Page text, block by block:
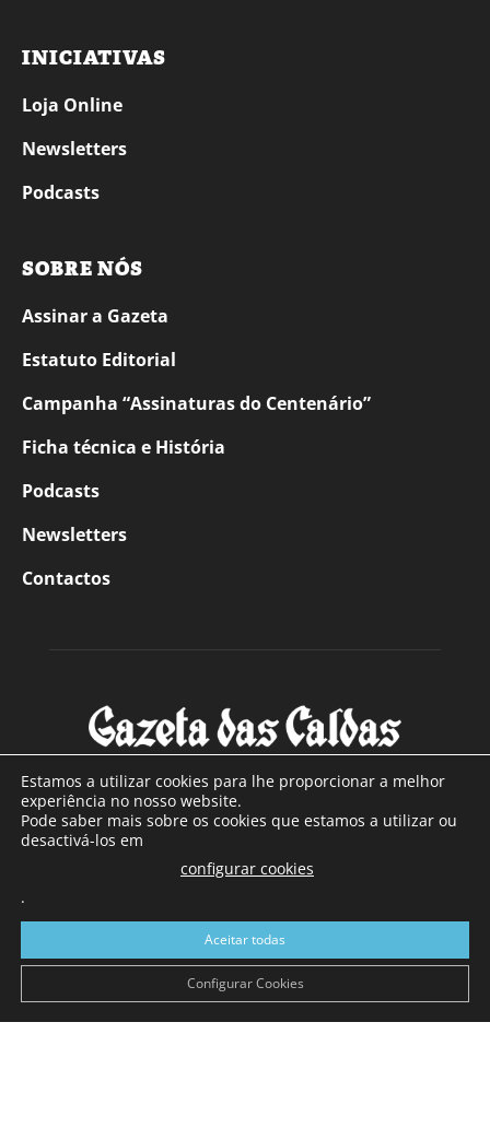
INICIATIVAS
Loja Online
Newsletters
Podcasts
SOBRE NÓS
Assinar a Gazeta
Estatuto Editorial
Campanha “Assinaturas do Centenário”
Ficha técnica e História
Podcasts
Newsletters
Contactos
SOBRE NÓS
Com sede nas Caldas da Rainha e mais de 90 anos de
a sul de distrito de Leiria, com mais de 40.000 leitores por
toda a região Oeste. Jornal com distribuição em Portugal
Continental e assinatura online.
Estamos a utilizar cookies para lhe proporcionar a melhor
experiência no nosso website.
Pode saber mais sobre os cookies que estamos a utilizar ou
desactivá-los em
configurar cookies
.
Aceitar todas
Configurar Cookies